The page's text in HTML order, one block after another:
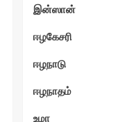
இன்ஸான்
ஈழகேசரி
ஈழநாடு
ஈழநாதம்
உமா